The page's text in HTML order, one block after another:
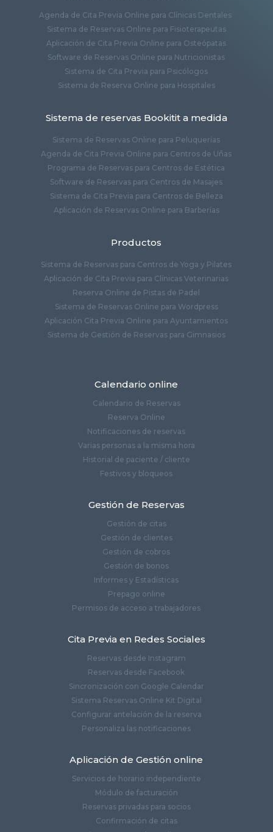
Agenda de Cita Previa Online para Clínicas Dentales
Sistema de Reservas Online para Fisioterapeutas
Aplicación de Cita Previa Online para Osteópatas
Software de Reservas Online para Nutricionistas
Sistema de Cita Previa para Psicólogos
Sistema de Reserva Online para Hospitales
Sistema de reservas Bookitit a medida
Sistema de Reservas Online para Peluquerías
Agenda de Cita Previa Online para Centros de Uñas
Programa de Reservas para Centros de Estética
Software de Reservas para Centros de Masajes
Sistema de Cita Previa para Centros de Belleza
Aplicación de Reservas Online para Barberías
Productos
Sistema de Reservas para Centros de Yoga y Pilates
Aplicación de Cita Previa para Clínicas Veterinarias
Reserva Online de Pistas de Padel
Sistema de Reservas Online para Wordpress
Aplicación Cita Previa Online para Ayuntamientos
Sistema de Gestión de Reservas para Gimnasios
Calendario online
Calendario de Reservas
Reserva Online
Notificaciones de reservas
Varias personas a la misma hora
Historial de paciente / cliente
Festivos y bloqueos
Gestión de Reservas
Gestión de citas
Gestión de clientes
Gestión de cobros
Gestión de bonos
Informes y Estadísticas
Prepago online
Permisos de acceso a trabajadores
Cita Previa en Redes Sociales
Reservas desde Instagram
Reservas desde Facebook
Sincronización con Google Calendar
Sistema Reservas Online Kit Digital
Configurar antelación de la reserva
Personaliza las notificaciones
Aplicación de Gestión online
Servicios de horario independiente
Módulo de facturación
Reservas privadas para socios
Confirmación de citas